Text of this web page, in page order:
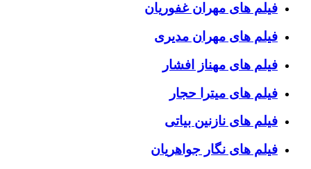
فیلم های مهران غفوریان
فیلم های مهران مدیری
فیلم های مهناز افشار
فیلم های میترا حجار
فیلم های نازنین بیاتی
فیلم های نگار جواهریان